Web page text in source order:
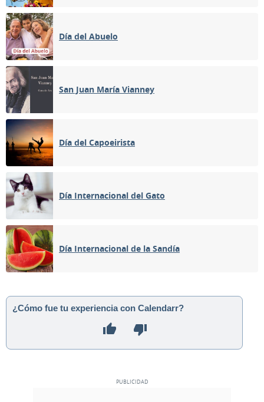
Día del Abuelo
San Juan María Vianney
Día del Capoeirista
Día Internacional del Gato
Día Internacional de la Sandía
¿Cómo fue tu experiencia con Calendarr?